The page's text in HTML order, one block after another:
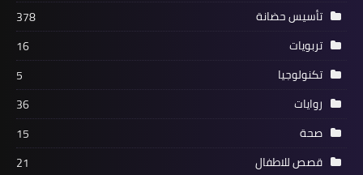
تأسيس حضانة
378
تربويات
16
تكنولوجيا
5
روايات
36
صحة
15
قصص للاطفال
21